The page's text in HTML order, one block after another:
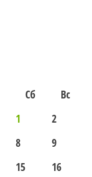
Сб
Вс
1
2
8
9
15 16